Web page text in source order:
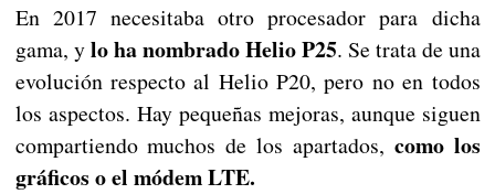
En 2017 necesitaba otro procesador para dicha
gama, ylo ha nombrado Helio P25. Se trata de una
evolución respecto al Helio P20, pero no en todos
los aspectos. Hay pequeñas mejoras, aunque siguen
compartiendo muchos de los apartados, como los
gráficos o el módem LTE.